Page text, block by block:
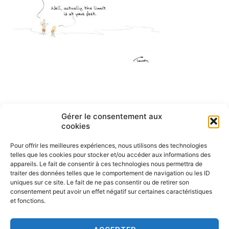
Gérer le consentement aux
cookies
Pour offrir les meilleures expériences, nous utilisons des technologies
telles que les cookies pour stocker et/ou accéder aux informations des
appareils. Le fait de consentir à ces technologies nous permettra de
traiter des données telles que le comportement de navigation ou les ID
uniques sur ce site. Le fait de ne pas consentir ou de retirer son
consentement peut avoir un effet négatif sur certaines caractéristiques
et fonctions.
Navigation
de
l’article
ARTICLE PRÉCÉDENT
English cartoons by Tesson-1